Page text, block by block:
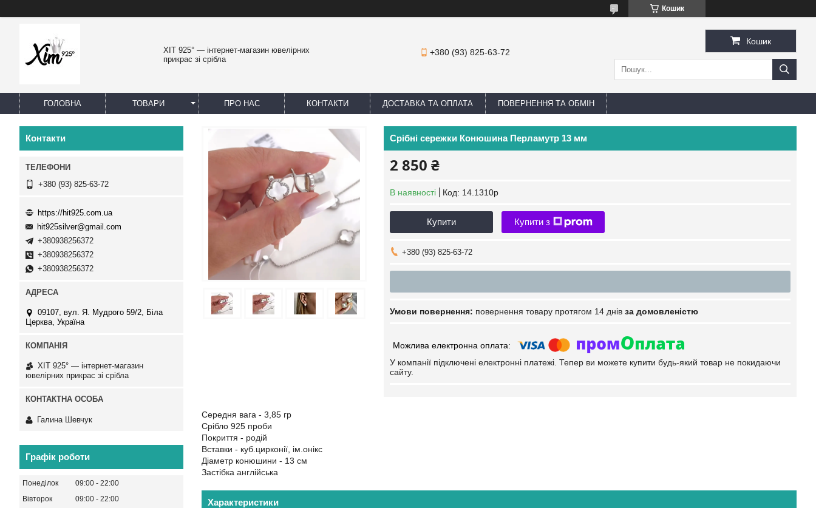
Кошик
ХІТ 925° — інтернет-магазин ювелірних
прикрас зі срібла
+380 (93) 825-63-72
Кошик
ГОЛОВНА ТОВАРИ ПРО НАС КОНТАКТИ ДОСТАВКА ТА ОПЛАТА ПОВЕРНЕННЯ ТА ОБМІН
Срібні сережки Конюшина Перламутр 13 мм
2 850 ₴
В наявності Код: 14.1310р
Купити Купити з
+380 (93) 825-63-72
повернення товару протягом 14 днів за домовленістю
У компанії підключені електронні платежі. Тепер ви можете купити будь-який товар не покидаючи
сайту.
Середня вага - 3,85 гр
Срібло 925 проби
Покриття - родій
Вставки - куб.цирконії, ім.онікс
Діаметр конюшини - 13 см
Застібка англійська
Характеристики
Контакти
+380 (93) 825-63-72
https://hit925.com.ua
hit925silver@gmail.com
+380938256372
+380938256372
+380938256372
09107, вул. Я. Мудрого 59/2, Біла
Церква, Україна
ХІТ 925° — інтернет-магазин
ювелірних прикрас зі срібла
Галина Шевчук
Графік роботи
Понеділок 09:00
22:00
Вівторок
09:00
22:00